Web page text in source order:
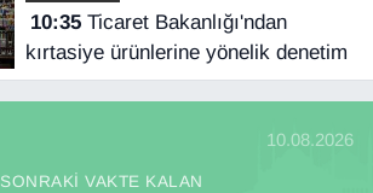
10:35Ticaret Bakanlığı'ndan
kırtasiye ürünlerine yönelik denetim
10.08.2026
SONRAKI VAKTE KALAN